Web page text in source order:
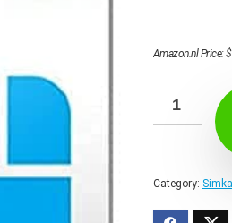
Amazon.nl Price:$
Category: